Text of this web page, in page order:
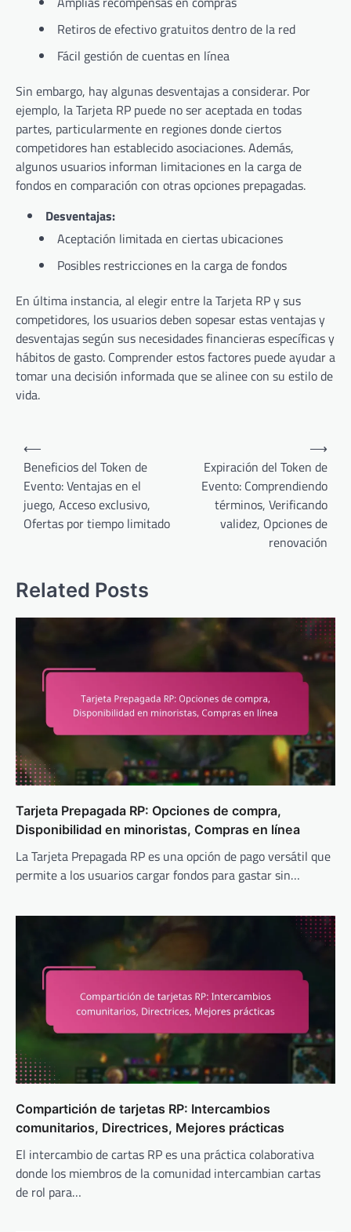
Retiros de efectivo gratuitos dentro de la red
Fácil gestión de cuentas en línea
Sin embargo, hay algunas desventajas a considerar. Por
ejemplo, la Tarjeta RP puede no ser aceptada en todas
partes, particularmente en regiones donde ciertos
competidores han establecido asociaciones. Además,
algunos usuarios informan limitaciones en la carga de
fondos en comparación con otras opciones prepagadas.
Desventajas:
Aceptación limitada en ciertas ubicaciones
Posibles restricciones en la carga de fondos
En última instancia, al elegir entre la Tarjeta RP y sus
competidores, los usuarios deben sopesar estas ventajas y
desventajas según sus necesidades financieras específicas y
hábitos de gasto. Comprender estos factores puede ayudar a
tomar una decisión informada que se alinee con su estilo de
vida.
Post
navigation
⟵
Beneficios del Token de
Evento: Ventajas en el
juego, Acceso exclusivo,
Ofertas por tiempo limitado
Expiración del Token de
Evento: Comprendiendo
términos, Verificando
validez, Opciones de
renovación
⟶
Related Posts
Tarjeta Prepagada RP: Opciones de compra,
Disponibilidad en minoristas, Compras en línea
La Tarjeta Prepagada RP es una opción de pago versátil que
permite a los usuarios cargar fondos para gastar sin…
Compartición de tarjetas RP: Intercambios
comunitarios, Directrices, Mejores prácticas
El intercambio de cartas RP es una práctica colaborativa
donde los miembros de la comunidad intercambian cartas
de rol para…